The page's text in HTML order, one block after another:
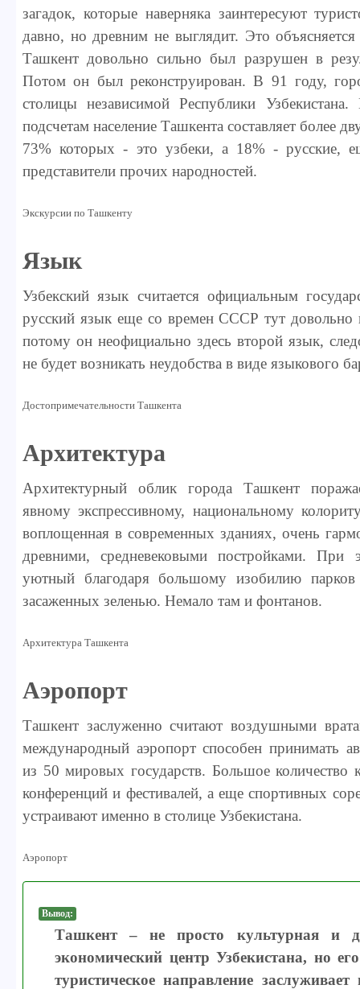
загадок, которые наверняка заинтересуют
давно, но древним не выглядит. Это
Ташкент довольно сильно был разрушен в
Потом он был реконструирован. В 91 году,
столицы независимой Республики
подсчетам население Ташкента составляет более
73% которых - это узбеки, а 18% - русские,
представители прочих народностей.
Экскурсии по Ташкенту
Язык
Узбекский язык считается официальным
русский язык еще со времен СССР тут довольно
потому он неофициально здесь второй язык,
не будет возникать неудобства в виде языкового
Достопримечательности Ташкента
Архитектура
Архитектурный облик города Ташкент
явному экспрессивному, национальному
воплощенная в современных зданиях, очень
древними, средневековыми постройками. При
уютный благодаря большому изобилию парков
засаженных зеленью. Немало там и фонтанов.
Архитектура Ташкента
Аэропорт
Ташкент заслуженно считают воздушными
международный аэропорт способен принимать
из 50 мировых государств. Большое количество
конференций и фестивалей, а еще спортивных
устраивают именно в столице Узбекистана.
Аэропорт
Вывод:
Ташкент – не просто культурная и
экономический центр Узбекистана, но
туристическое направление